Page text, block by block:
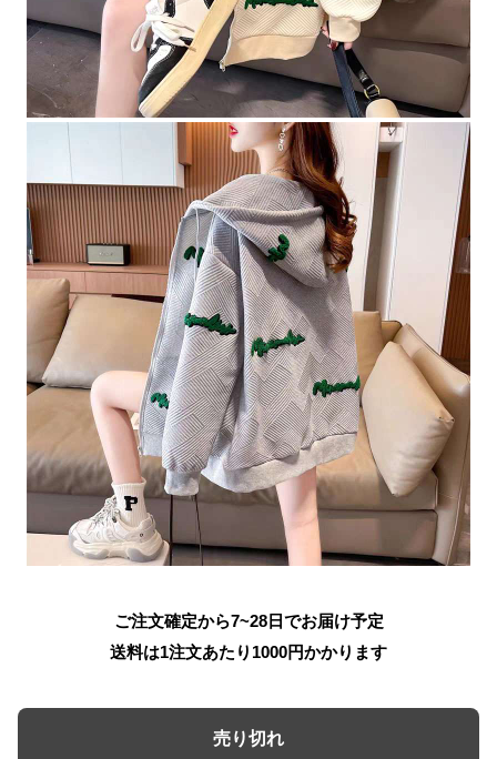
ご注文確定から7~28日でお届け予定
送料は1注文あたり 1000円かかります
売り切れ